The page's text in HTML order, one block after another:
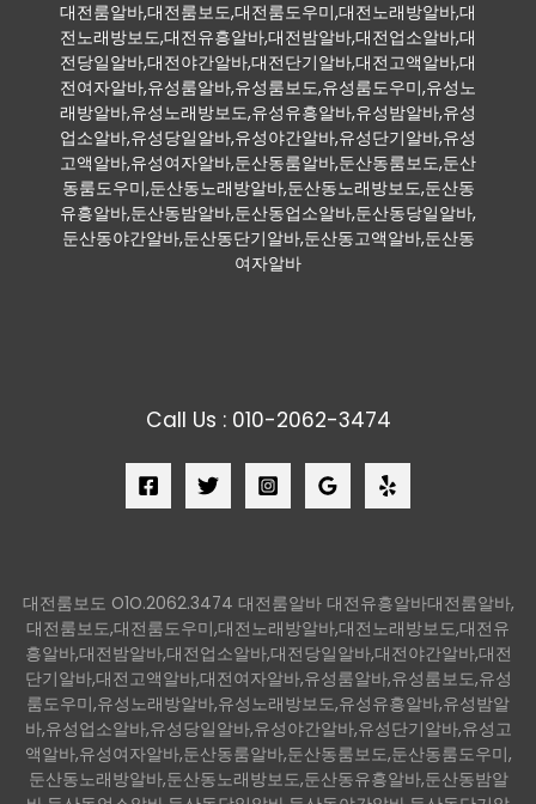
대전룸알바,대전룸보도,대전룸도우미,대전노래방알바,대
전노래방보도,대전유흥알바,대전밤알바,대전업소알바,대
전당일알바,대전야간알바,대전단기알바,대전고액알바,대
전여자알바,유성룸알바,유성룸보도,유성룸도우미,유성노
래방알바,유성노래방보도,유성유흥알바,유성밤알바,유성
업소알바,유성당일알바,유성야간알바,유성단기알바,유성
고액알바,유성여자알바,둔산동룸알바,둔산동룸보도,둔산
동룸도우미,둔산동노래방알바,둔산동노래방보도,둔산동
유흥알바,둔산동밤알바,둔산동업소알바,둔산동당일알바,
둔산동야간알바,둔산동단기알바,둔산동고액알바,둔산동
여자알바
Call Us : 010-2062-3474
대전룸보도 O1O.2062.3474 대전룸알바 대전유흥알바대전룸알바,
대전룸보도,대전룸도우미,대전노래방알바,대전노래방보도,대전유
흥알바,대전밤알바,대전업소알바,대전당일알바,대전야간알바,대전
단기알바,대전고액알바,대전여자알바,유성룸알바,유성룸보도,유성
룸도우미,유성노래방알바,유성노래방보도,유성유흥알바,유성밤알
바,유성업소알바,유성당일알바,유성야간알바,유성단기알바,유성고
액알바,유성여자알바,둔산동룸알바,둔산동룸보도,둔산동룸도우미,
둔산동노래방알바,둔산동노래방보도,둔산동유흥알바,둔산동밤알